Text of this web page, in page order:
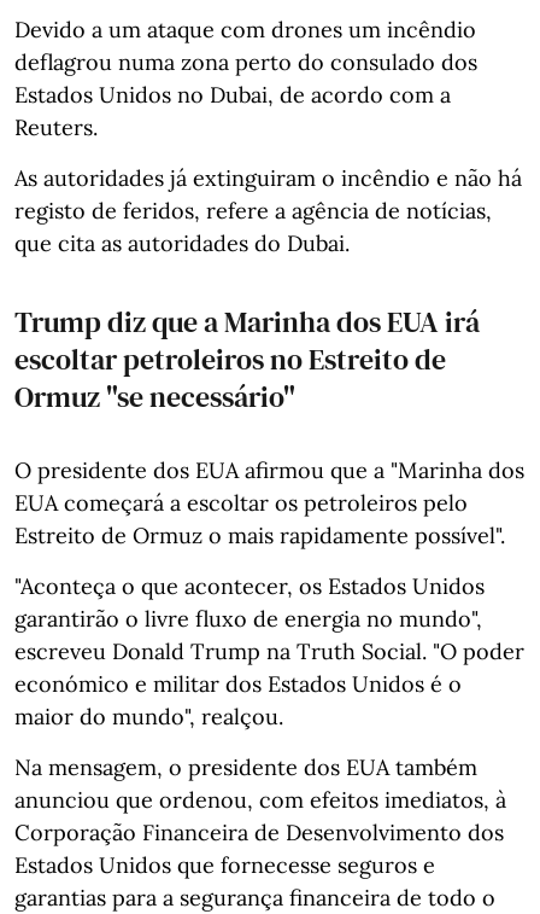
Devido a um ataque com drones um incêndio
deflagrou numa zona perto do consulado dos
Estados Unidos no Dubai, de acordo com a
Reuters.
As autoridades já extinguiram o incêndio e não há
registo de feridos, refere a agência de notícias,
que cita as autoridades do Dubai.
Trump diz que a Marinha dos EUA irá
escoltar petroleiros no Estreito de
Ormuz "se necessário"
O presidente dos EUA afirmou que a "Marinha dos
EUA começará a escoltar os petroleiros pelo
Estreito de Ormuz o mais rapidamente possível".
"Aconteça o que acontecer, os Estados Unidos
garantirão o livre fluxo de energia no mundo",
escreveu Donald Trump na Truth Social. "O poder
económico e militar dos Estados Unidos é o
maior do mundo", realçou.
Na mensagem, o presidente dos EUA também
anunciou que ordenou, com efeitos imediatos, à
Corporação Financeira de Desenvolvimento dos
Estados Unidos que fornecesse seguros e
garantias para a segurança financeira de todo o